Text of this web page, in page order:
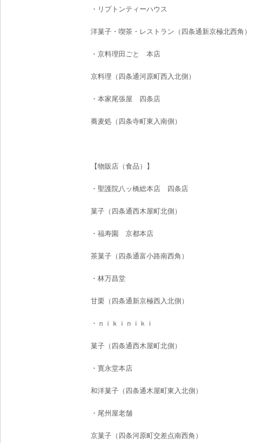
・リプトンティーハウス
洋菓子・喫茶・レストラン（四条通新京極北西角）
・京料理田ごと 本店
京料理（四条通河原町西入北側）
・本家尾張屋 四条店
蕎麦処（四条寺町東入南側）
【物販店（食品）】
・聖護院八ッ橋総本店 四条店
菓子（四条通西木屋町北側）
・福寿園 京都本店
茶菓子（四条通富小路南西角）
・林万昌堂
甘栗（四条通新京極西入北側）
・ｎｉｋｉｎｉｋｉ
菓子（四条通西木屋町北側）
・寛永堂本店
和洋菓子（四条通木屋町東入北側）
・尾州屋老舗
京菓子（四条河原町交差点南西角）